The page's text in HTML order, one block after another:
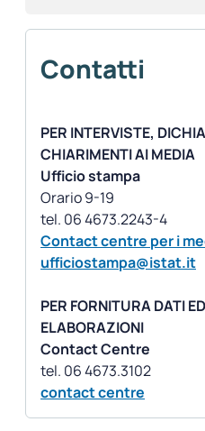
Contatti
PER INTERVISTE,
CHIARIMENTI AI MEDIA
Ufficio stampa
Orario 9-19
Contact centre per i
ufficiostampa@istat.it
PER FORNITURA DATI ED
ELABORAZIONI
Contact Centre
contact centre